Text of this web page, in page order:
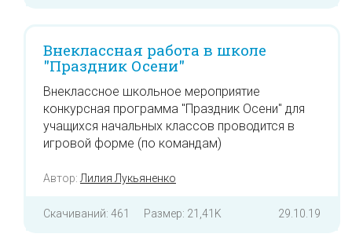
Внеклассная работа в школе
"Праздник Осени"
Внеклассное школьное мероприятие
конкурсная программа "Праздник Осени" для
учащихся начальных классов проводится в
игровой форме (по командам)
Автор: Лилия Лукьяненко
Скачиваний: 461 Размер: 21,41K 29.10.19